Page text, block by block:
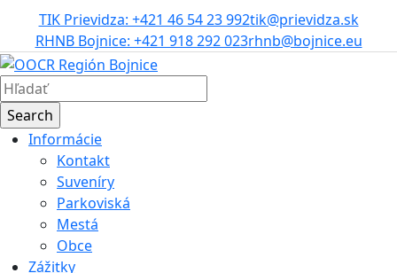
TIK Prievidza: +421 46 54 23 992tik@prievidza.sk
RHNB Bojnice: +421 918 292 023rhnb@bojnice.eu
Informácie
Kontakt
Suveníry
Parkoviská
Mestá
Obce
Zážitky